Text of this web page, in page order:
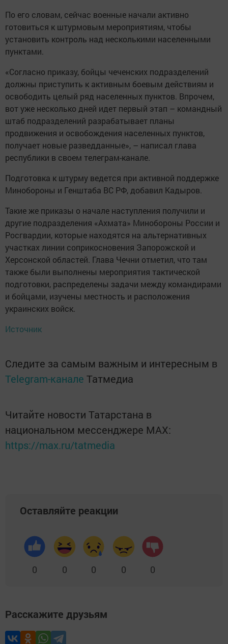
По его словам, сейчас военные начали активно
готовиться к штурмовым мероприятиям, чтобы
установить контроль над несколькими населенными
пунктами.
«Согласно приказу, бойцы чеченских подразделений
должны приступить к активным боевым действиям и
освободить целый ряд населенных пунктов. Впрочем,
вот уже несколько дней идет первый этап – командный
штаб подразделений разрабатывает планы
продвижения и освобождения населенных пунктов,
получает новые разведданные», – написал глава
республики в своем телеграм-канале.
Подготовка к штурму ведется при активной поддержке
Минобороны и Генштаба ВС РФ, добавил Кадыров.
Такие же приказы о начале наступления получили и
другие подразделения «Ахмата» Минобороны России и
Росгвардии, которые находятся на альтернативных
участках линии соприкосновения Запорожской и
Херсонской областей. Глава Чечни отметил, что там
также были выполнены мероприятия тактической
подготовки, распределены задачи между командирами
и бойцами, изучены местность и расположения
украинских войск.
Источник
Следите за самым важным и интересным в
Telegram-канале Татмедиа
Читайте новости Татарстана в
национальном мессенджере MАХ:
https://max.ru/tatmedia
Оставляйте реакции
0 0 0 0 0
Расскажите друзьям